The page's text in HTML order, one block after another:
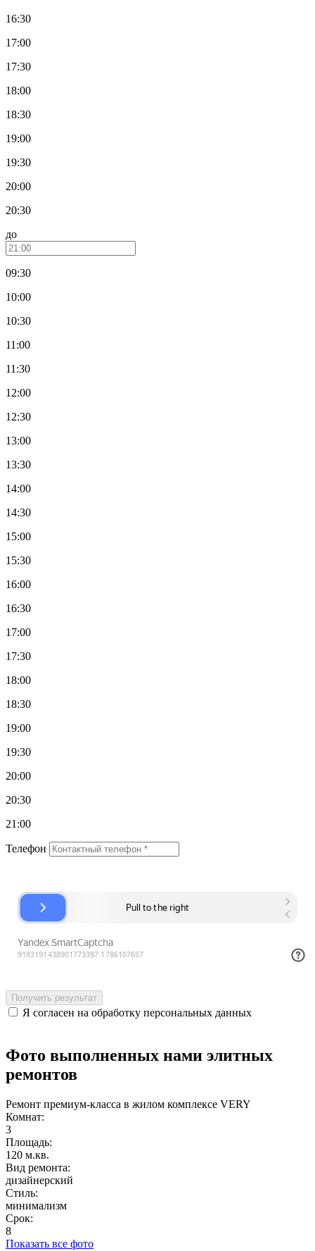
16:30
17:00
17:30
18:00
18:30
19:00
19:30
20:00
20:30
до
09:30
10:00
10:30
11:00
11:30
12:00
12:30
13:00
13:30
14:00
14:30
15:00
15:30
16:00
16:30
17:00
17:30
18:00
18:30
19:00
19:30
20:00
20:30
21:00
Телефон
Получить результат
Я согласен на обработку персональных данных
Фото выполненных нами элитных
ремонтов
Ремонт премиум-класса в жилом комплексе VERY
Комнат:
3
Площадь:
120 м.кв.
Вид ремонта:
дизайнерский
Стиль:
минимализм
Срок:
8
Показать все фото